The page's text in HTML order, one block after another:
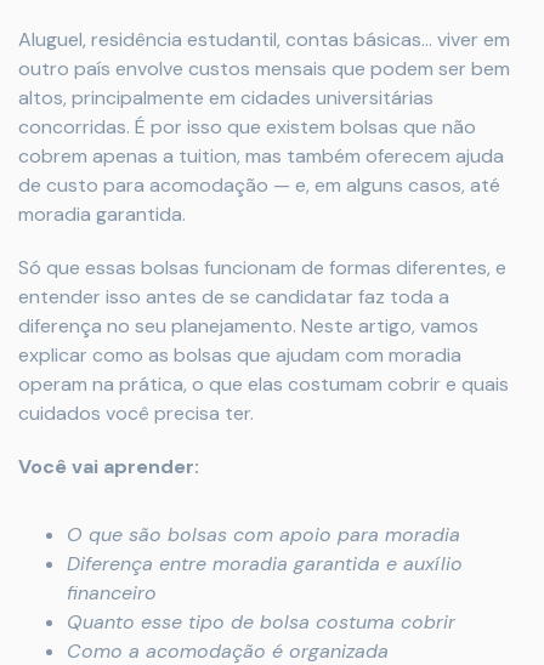
Aluguel, residência estudantil, contas básicas… viver em
outro país envolve custos mensais que podem ser bem
altos, principalmente em cidades universitárias
concorridas. É por isso que existem bolsas que não
cobrem apenas a tuition, mas também oferecem ajuda
de custo para acomodação — e, em alguns casos, até
moradia garantida.
Só que essas bolsas funcionam de formas diferentes, e
entender isso antes de se candidatar faz toda a
diferença no seu planejamento. Neste artigo, vamos
explicar como as bolsas que ajudam com moradia
operam na prática, o que elas costumam cobrir e quais
cuidados você precisa ter.
Você vai aprender:
O que são bolsas com apoio para moradia
Diferença entre moradia garantida e auxílio
financeiro
Quanto esse tipo de bolsa costuma cobrir
Como a acomodação é organizada